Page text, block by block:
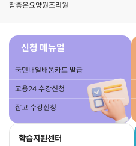
참좋은요양원조리원
신청 메뉴얼
국민내일배움카드 발급
고용24 수강신청
잡고 수강신청
학습지원센터